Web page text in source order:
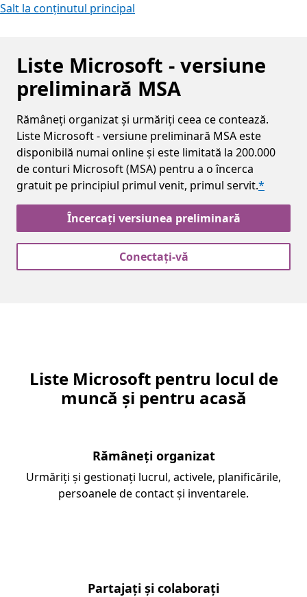
Salt la conținutul principal
Liste Microsoft - versiune
preliminară MSA
Rămâneți organizat și urmăriți ceea ce contează.
Liste Microsoft - versiune preliminară MSA este
disponibilă numai online și este limitată la 200.000
de conturi Microsoft (MSA) pentru a o încerca
gratuit pe principiul primul venit, primul servit.*
Încercați versiunea preliminară
Conectați-vă
Liste Microsoft pentru locul de
muncă și pentru acasă
Rămâneți organizat
Urmăriți și gestionați lucrul, activele, planificările,
persoanele de contact și inventarele.
Partajați și colaborați